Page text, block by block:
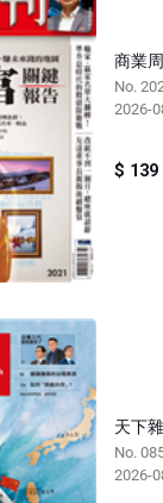
商業
No.
2026-
$ 139
天下
No.
2026-